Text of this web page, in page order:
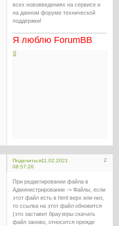
всех нововведениях на сервисе и
на данном форуме технической
поддержки!
Я люблю ForumBB
0
Поделиться 2
11.02.2021
08:57:26
При редактировании файла в
Администрирование -> Файлы, если
этот файл есть в html верх или низ,
то ссылка на этот файл обновится
(это заставит браузеры скачать
файл заново, относится прежде